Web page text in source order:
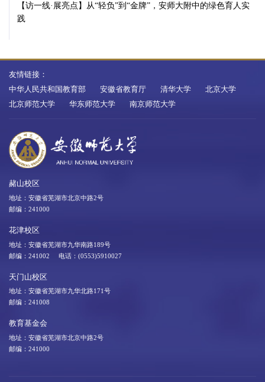
【访一线·展亮点】从“轻负”到“金牌”，安师大附中的绿色育人实
践
友情链接：
中华人民共和国教育部
安徽省教育厅 清华大学
北京大学
北京师范大学
华东师范大学 南京师范大学
赭山校区
地址：安徽省芜湖市北京中路2号
邮编：241000
花津校区
地址：安徽省芜湖市九华南路189号
邮编：241002 电话：(0553)5910027
天门山校区
地址：安徽省芜湖市九华北路171号
邮编：241008
教育基金会
地址：安徽省芜湖市北京中路2号
邮编：241000